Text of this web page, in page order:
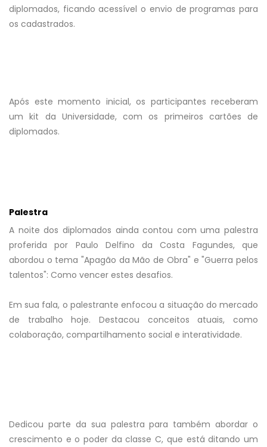
diplomados, ficando acessível o envio de programas para
os cadastrados.
Após este momento inicial, os participantes receberam
um kit da Universidade, com os primeiros cartões de
diplomados.
Palestra
A noite dos diplomados ainda contou com uma palestra
proferida por Paulo Delfino da Costa Fagundes, que
abordou o tema "Apagão da Mão de Obra" e "Guerra pelos
talentos": Como vencer estes desafios.
Em sua fala, o palestrante enfocou a situação do mercado
de trabalho hoje. Destacou conceitos atuais, como
colaboração, compartilhamento social e interatividade.
Dedicou parte da sua palestra para também abordar o
crescimento e o poder da classe C, que está ditando um